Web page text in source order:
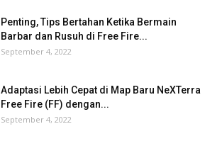
Penting, Tips Bertahan Ketika Bermain
Barbar dan Rusuh di Free Fire...
September 4, 2022
Adaptasi Lebih Cepat di Map Baru NeXTerra
Free Fire (FF) dengan...
September 4, 2022